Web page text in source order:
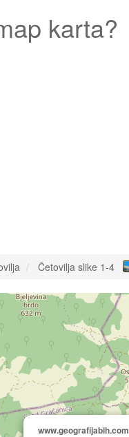
karta?
Četovilja slike 1-4
www.geografijabih.com